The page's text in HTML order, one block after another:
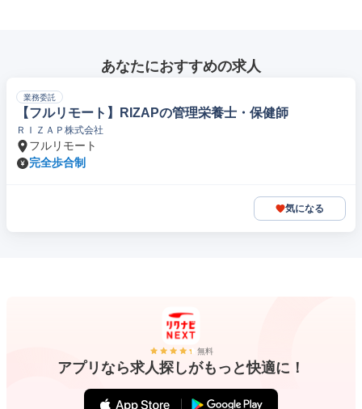
あなたにおすすめの求人
業務委託
【フルリモート】RIZAPの管理栄養士・保健師
ＲＩＺＡＰ株式会社
フルリモート
完全歩合制
気になる
無料
アプリなら求人探しがもっと快適に！